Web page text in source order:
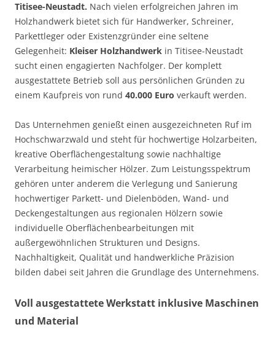
Titisee-Neustadt. Nach vielen erfolgreichen Jahren im
Holzhandwerk bietet sich für Handwerker, Schreiner,
Parkettleger oder Existenzgründer eine seltene
Gelegenheit: Kleiser Holzhandwerk in Titisee-Neustadt
sucht einen engagierten Nachfolger. Der komplett
ausgestattete Betrieb soll aus persönlichen Gründen zu
einem Kaufpreis von rund 40.000 Euro verkauft werden.
Das Unternehmen genießt einen ausgezeichneten Ruf im
Hochschwarzwald und steht für hochwertige Holzarbeiten,
kreative Oberflächengestaltung sowie nachhaltige
Verarbeitung heimischer Hölzer. Zum Leistungsspektrum
gehören unter anderem die Verlegung und Sanierung
hochwertiger Parkett- und Dielenböden, Wand- und
Deckengestaltungen aus regionalen Hölzern sowie
individuelle Oberflächenbearbeitungen mit
außergewöhnlichen Strukturen und Designs.
Nachhaltigkeit, Qualität und handwerkliche Präzision
bilden dabei seit Jahren die Grundlage des Unternehmens.
Voll ausgestattete Werkstatt inklusive Maschinen
und Material